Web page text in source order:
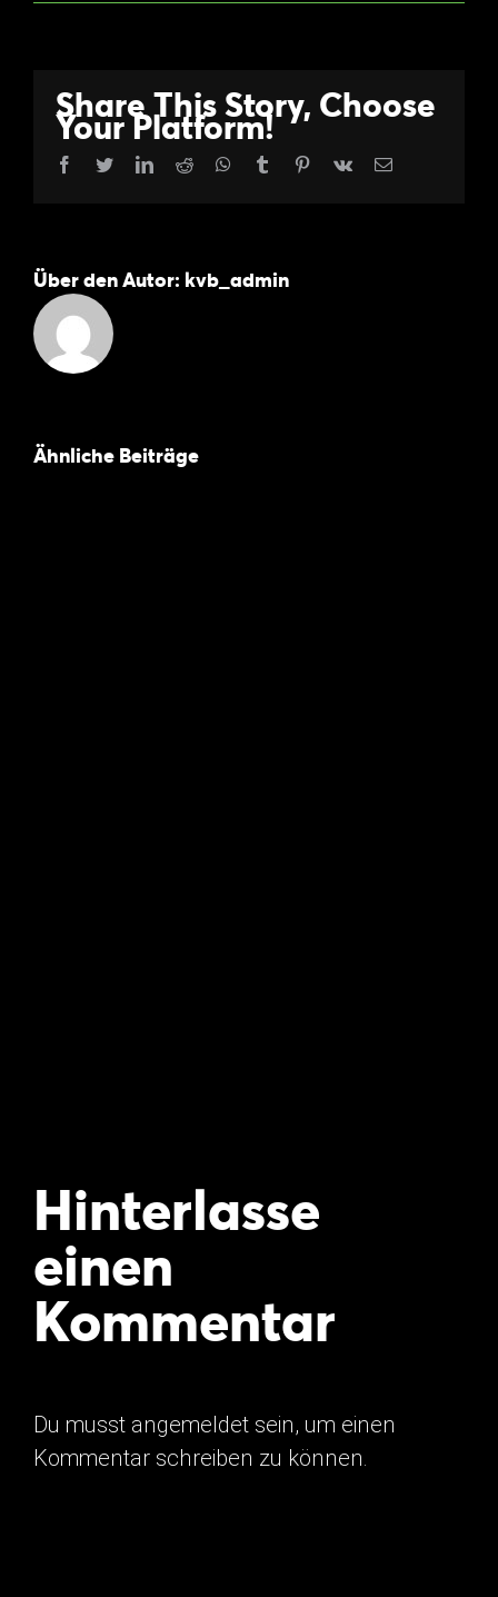
Share This Story, Choose
Your Platform!
Facebook
TwitterLinkedIn
Reddit WhatsApp
Tumblr Pinterest
Vk
E-
Über den Autor: kvb_admin
Ähnliche Beiträge
Hinterlasse
einen
Kommentar
Du musst angemeldet sein, um einen
Kommentar schreiben zu können.